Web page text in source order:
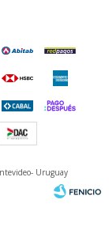
Uruguay